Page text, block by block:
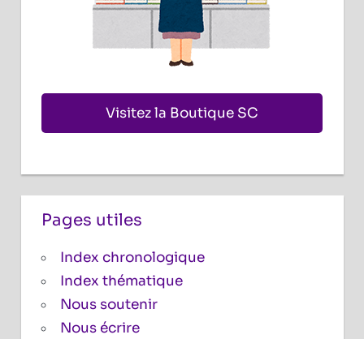
Visitez la Boutique SC
Pages utiles
Index chronologique
Index thématique
Nous soutenir
Nous écrire